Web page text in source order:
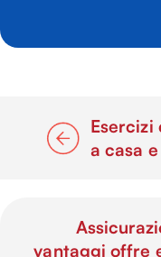
Esercizi
a casa
vantaggi offre